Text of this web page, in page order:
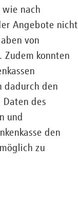
nach
Angebote nicht
von
Zudem konnten
dadurch den
des
und
den
zu